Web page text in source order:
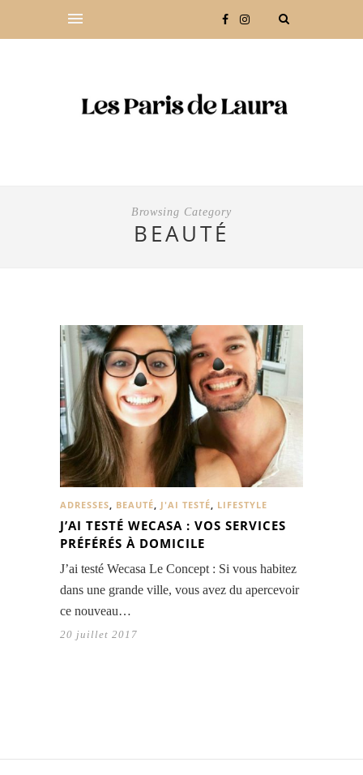
Browsing Category
BEAUTÉ
ADRESSES, BEAUTÉ, J'AI TESTÉ, LIFESTYLE
J’AI TESTÉ WECASA : VOS SERVICES
PRÉFÉRÉS À DOMICILE
J’ai testé Wecasa Le Concept : Si vous habitez
dans une grande ville, vous avez du apercevoir
ce nouveau…
20 juillet 2017